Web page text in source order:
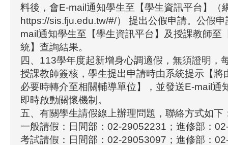
料後，會E-mail通知學生至【學生資訊平台】（
https://sis.fju.edu.tw/#/） 提出公假申請。公假
mail通知學生至【學生資訊平台】及授課教師至
統】查詢結果。
四、113學年度起新增身心調適假，無須證明，
授課教師簽核，學生提出申請時由系統提示【將
必要時轉介至相關輔導單位】，並發送E-mail通
即時啟動關懷機制。
五、有關學生請假線上辦理問題，聯絡方式如下
一般請假：日間部：02-29052231；進修部：
考試請假：日間部：02-29053097；進修部：